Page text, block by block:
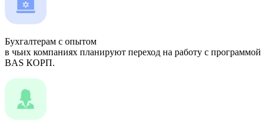
Бухгалтерам с опытом
в чьих компаниях планируют переход на работу с программой
BAS КОРП.